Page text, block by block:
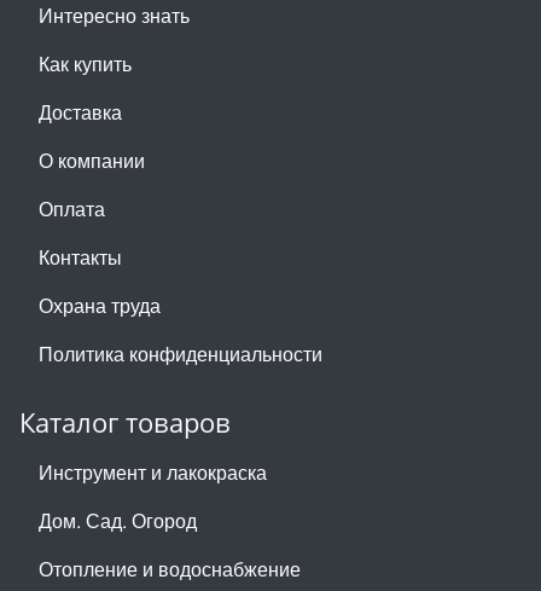
Интересно знать
Как купить
Доставка
О компании
Оплата
Контакты
Охрана труда
Политика конфиденциальности
Каталог товаров
Инструмент и лакокраска
Дом. Сад. Огород
Отопление и водоснабжение